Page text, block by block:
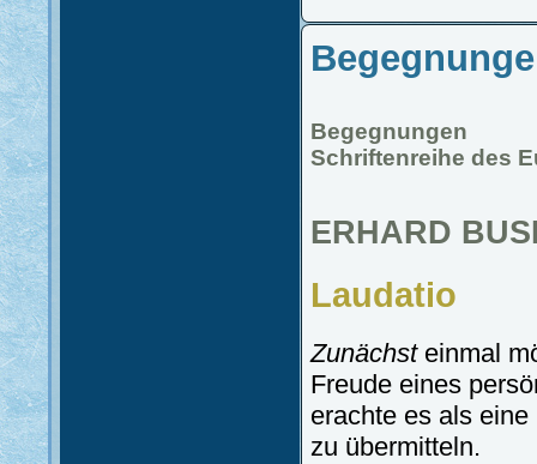
Begegnungen
Schriftenreihe des
ERHARD
Laudatio
Zunächsteinmal
Freude eines
erachte es als
zu übermitteln.